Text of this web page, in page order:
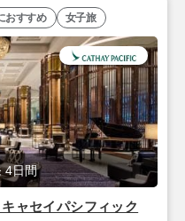
ャセイパシフィック
4日間
おすすめ 女子旅